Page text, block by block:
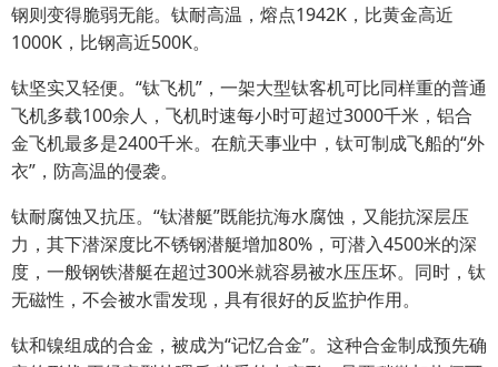
钢则变得脆弱无能。钛耐高温，熔点1942K，比黄金高近
1000K，比钢高近500K。
钛坚实又轻便。“钛飞机”，一架大型钛客机可比同样重的普通
飞机多载100余人，飞机时速每小时可超过3000千米，铝合
金飞机最多是2400千米。在航天事业中，钛可制成飞船的“外
衣”，防高温的侵袭。
钛耐腐蚀又抗压。“钛潜艇”既能抗海水腐蚀，又能抗深层压
力，其下潜深度比不锈钢潜艇增加80%，可潜入4500米的深
度，一般钢铁潜艇在超过300米就容易被水压压坏。同时，钛
无磁性，不会被水雷发现，具有很好的反监护作用。
钛和镍组成的合金，被成为“记忆合金”。这种合金制成预先确